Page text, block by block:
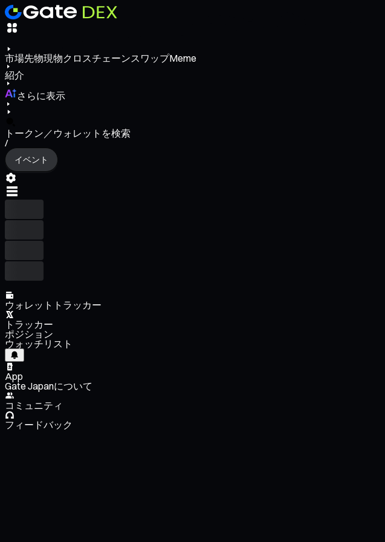
市場先物現物クロスチェーンスワップMeme
紹介
さらに表示
トークン／ウォレットを検索
/
イベント
ウォレットトラッカー
トラッカー
ポジション
ウォッチリスト
App
Gate Japanについて
コミュニティ
フィードバック